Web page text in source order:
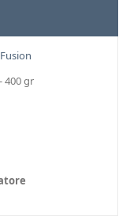
400 gr